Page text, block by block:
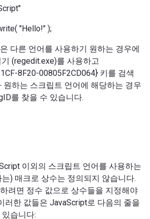
"Hello!" );
다른 언어를 사용하기 원하는 경우에
(regedit.exe)를 사용하고
8F20-00805F2CD064} 키를 검색
원하는 스크립트 언어에 해당하는 경우
를 찾을 수 있습니다.
이외의 스크립트 언어를 사용하는
) 매크로 상수는 정의되지 않습니다.
려면 정수 값으로 상수들을 지정해야
러한 값들은 JavaScript로 다음의 줄을
습니다: